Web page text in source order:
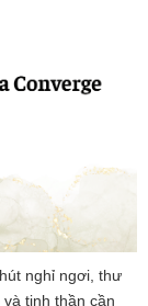
nghỉ ngơi, thư
tinh thần cần